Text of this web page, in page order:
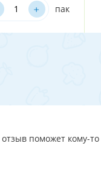
﹢ пак
поможет кому-